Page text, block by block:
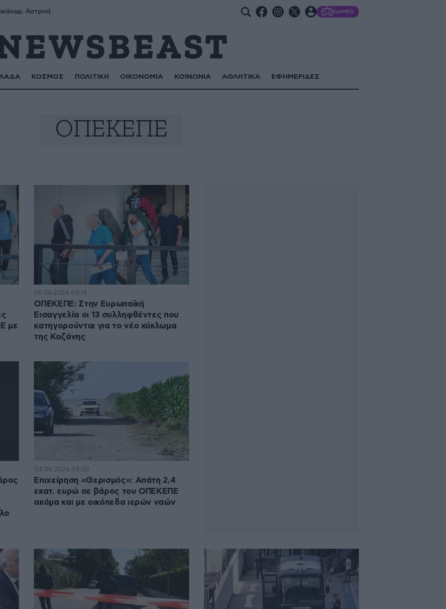
Αστρινή GAMES
ΚΟΣΜΟΣ ΠΟΛΙΤΙΚΗ ΟΙΚΟΝΟΜΙΑ ΚΟΙΝΩΝΙΑ ΑΘΛΗΤΙΚΑ ΕΦΗΜΕΡΙΔΕΣ
ΟΠΕΚΕΠΕ
με
05·06·2026 09:14
ΟΠΕΚΕΠΕ: Στην Ευρωπαϊκή
Εισαγγελία οι 13 συλληφθέντες που
κατηγορούνται για το νέο κύκλωμα
της Κοζάνης
04·06·2026 09:00
Επιχείρηση «Θερισμός»: Απάτη 2,4
εκατ. ευρώ σε βάρος του ΟΠΕΚΕΠΕ
ακόμα και με οικόπεδα ιερών ναών